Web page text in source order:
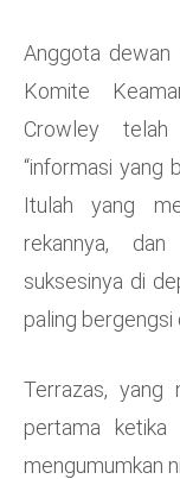
Anggota dewan
Komite
Crowley telah
“informasi yang
Itulah yang
rekannya,
suksesinya di
paling bergengsi
Terrazas, yang
pertama ketika
mengumumkan